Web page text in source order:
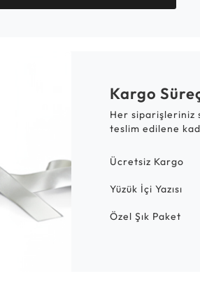
Kargo
Her siparişleriniz
teslim edilene
Ücretsiz Kargo
Yüzük İçi Yazısı
Özel Şık Paket